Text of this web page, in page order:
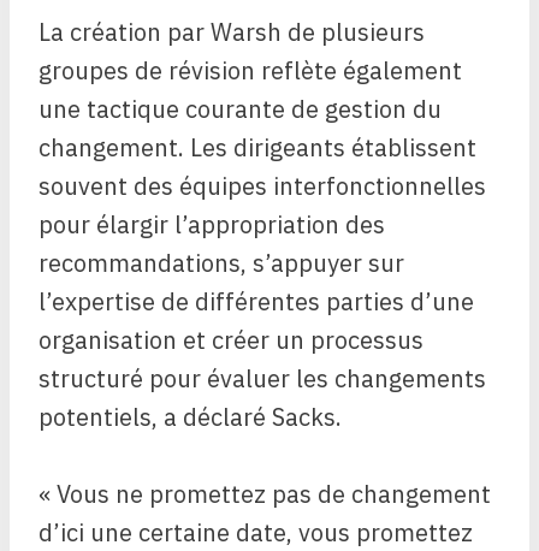
La création par Warsh de plusieurs
groupes de révision reflète également
une tactique courante de gestion du
changement. Les dirigeants établissent
souvent des équipes interfonctionnelles
pour élargir l’appropriation des
recommandations, s’appuyer sur
l’expertise de différentes parties d’une
organisation et créer un processus
structuré pour évaluer les changements
potentiels, a déclaré Sacks.
« Vous ne promettez pas de changement
d’ici une certaine date, vous promettez